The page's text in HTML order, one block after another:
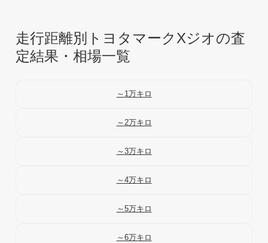
走行距離別トヨタマークXジオの査
定結果・相場一覧
～1万キロ
～2万キロ
～3万キロ
～4万キロ
～5万キロ
～6万キロ